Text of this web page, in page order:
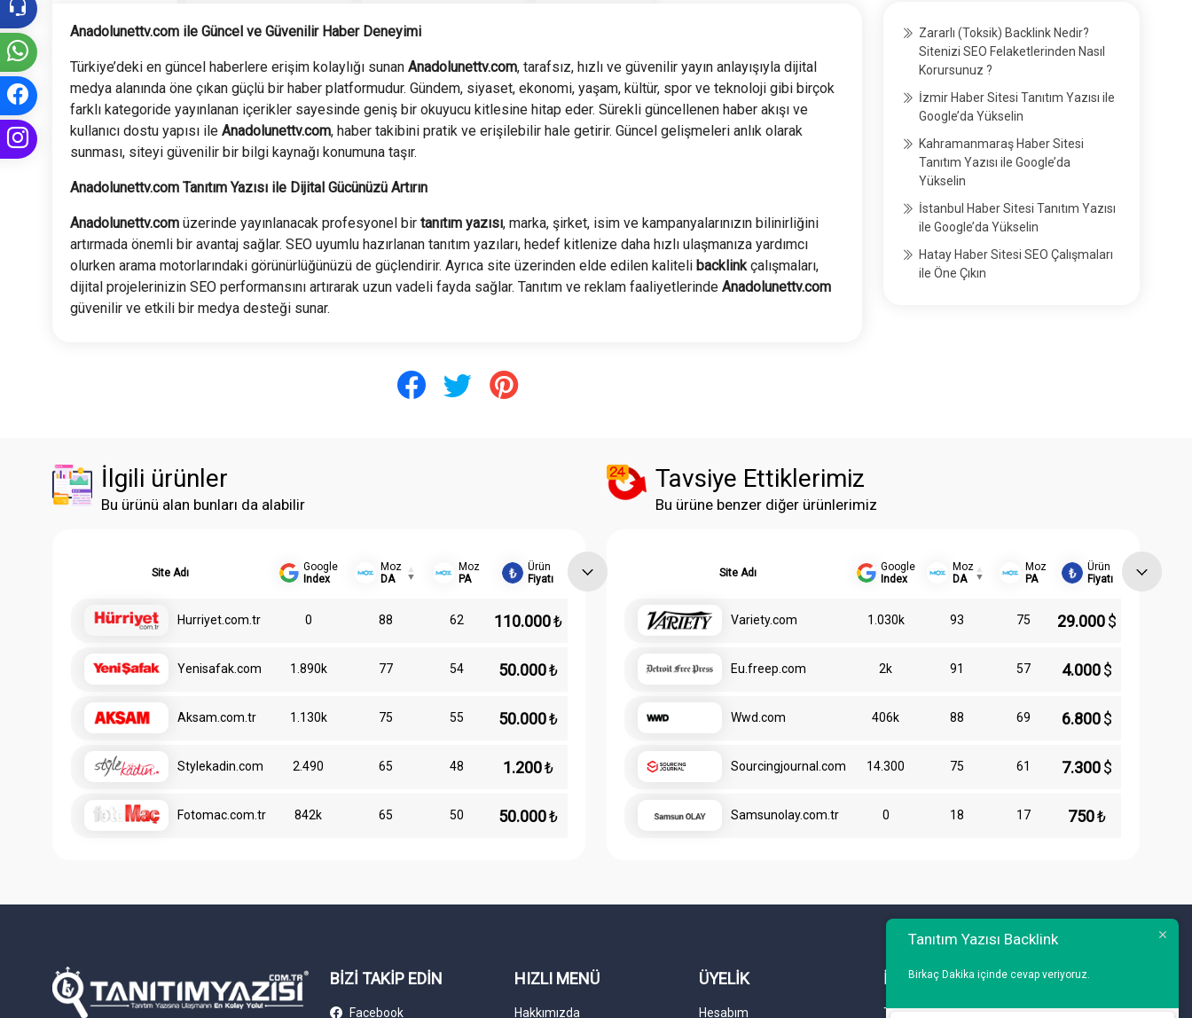
Anadolunettv.com ile Güncel ve Güvenilir Haber Deneyimi
Türkiye’deki en güncel haberlere erişim kolaylığı sunanAnadolunettv.com, tarafsız, hızlı ve güvenilir yayın anlayışıyla dijital
medya alanında öne çıkan güçlü bir haber platformudur. Gündem, siyaset, ekonomi, yaşam, kültür, spor ve teknoloji gibi birçok
farklı kategoride yayınlanan içerikler sayesinde geniş bir okuyucu kitlesine hitap eder. Sürekli güncellenen haber akışı ve
kullanıcı dostu yapısı ileAnadolunettv.com, haber takibini pratik ve erişilebilir hale getirir. Güncel gelişmeleri anlık olarak
sunması, siteyi güvenilir bir bilgi kaynağı konumuna taşır.
Anadolunettv.com Tanıtım Yazısı ile Dijital Gücünüzü Artırın
Anadolunettv.com üzerinde yayınlanacak profesyonel birtanıtım yazısı, marka, şirket, isim ve kampanyalarınızın bilinirliğini
artırmada önemli bir avantaj sağlar. SEO uyumlu hazırlanan tanıtım yazıları, hedef kitlenize daha hızlı ulaşmanıza yardımcı
olurken arama motorlarındaki görünürlüğünüzü de güçlendirir. Ayrıca site üzerinden elde edilen kalitelibacklinkçalışmaları,
dijital projelerinizin SEO performansını artırarak uzun vadeli fayda sağlar. Tanıtım ve reklam faaliyetlerindeAnadolunettv.com
güvenilir ve etkili bir medya desteği sunar.
Zararlı (Toksik) Backlink Nedir?
Sitenizi SEO Felaketlerinden Nasıl
Korursunuz ?
İzmir Haber Sitesi Tanıtım Yazısı ile
Google’da Yükselin
Kahramanmaraş Haber Sitesi
Tanıtım Yazısı ile Google’da
Yükselin
İstanbul Haber Sitesi Tanıtım Yazısı
ile Google’da Yükselin
Hatay Haber Sitesi SEO Çalışmaları
ile Öne Çıkın
İlgili ürünler
Bu ürünü alan bunları da alabilir
Site Adı
Google
Index
Moz
DA
Moz
PA
Ürün
Fiyatı
Hurriyet.com.tr 0 88 62 110.000₺
Yenisafak.com 1.890k 77 54 50.000₺
Aksam.com.tr 1.130k 75 55 50.000₺
Stylekadin.com 2.490 65 48 1.200₺
Fotomac.com.tr 842k 65 50 50.000₺
Tavsiye Ettiklerimiz
Bu ürüne benzer diğer ürünlerimiz
Site Adı
Google
Index
Moz
DA
Moz
PA
Ürün
Fiyatı
Variety.com 1.030k 93 75 29.000$
Eu.freep.com 2k 91 57 4.000$
Wwd.com 406k 88 69 6.800$
Sourcingjournal.com 14.300 75 61 7.300$
Samsunolay.com.tr 0 18 17 750₺
BİZİ TAKİP EDİN
Facebook
HIZLI MENÜ
Hakkımızda
ÜYELİK
Hesabım
İLETİŞİM
Telefon : 0 212 461 75 87
Tanıtım Yazısı Backlink
Birkaç Dakika içinde cevap veriyoruz.